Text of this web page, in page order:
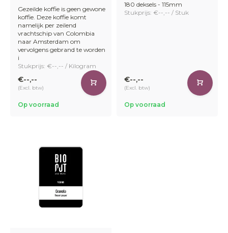
Gezeilde koffie is geen gewone
koffie. Deze koffie komt
namelijk per zeilend
vrachtschip van Colombia
naar Amsterdam om
vervolgens gebrand te worden
i
Stukprijs: €--,-- / Kilogram
€--,--
(Excl. btw)
Op voorraad
180 deksels - 115mm
Stukprijs: €--,-- / Stuk
€--,--
(Excl. btw)
Op voorraad